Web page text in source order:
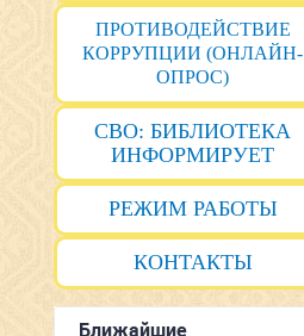
ПРОТИВОДЕЙСТВИЕ
КОРРУПЦИИ (ОНЛАЙН-
ОПРОС)
СВО: БИБЛИОТЕКА
ИНФОРМИРУЕТ
РЕЖИМ РАБОТЫ
КОНТАКТЫ